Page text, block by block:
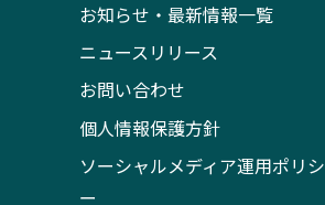
お知らせ・最新情報一覧
ニュースリリース
お問い合わせ
個人情報保護方針
ソーシャルメディア運用ポリシ
ー